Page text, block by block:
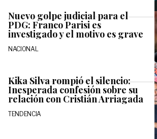
Nuevo golpe judicial para el
PDG: Franco Parisi es
investigado y el motivo es grave
NACIONAL
Kika Silva rompió el silencio:
Inesperada confesión sobre su
relación con Cristián Arriagada
TENDENCIA